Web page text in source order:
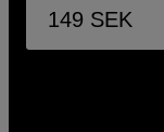
149 SEK